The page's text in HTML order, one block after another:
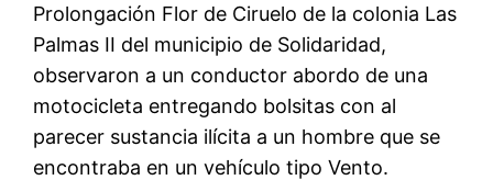
Prolongación Flor de Ciruelo de la colonia Las
Palmas II del municipio de Solidaridad,
observaron a un conductor abordo de una
motocicleta entregando bolsitas con al
parecer sustancia ilícita a un hombre que se
encontraba en un vehículo tipo Vento.